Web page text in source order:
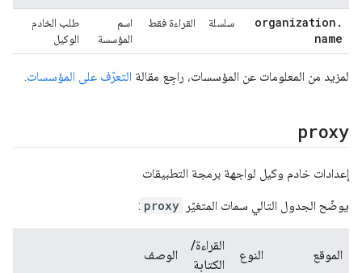
organization .
name
سلسلة القراءة فقط
اسم
المؤسسة
طلب الخادم
الوكيل
لمزيد من المعلومات عن المؤسسات، راجِع مقالة التعرّف على المؤسسات.
proxy
إعدادات خادم وكيل لواجهة برمجة التطبيقات
يوضّح الجدول التالي سمات المتغيّر proxy
:
الموقع النوع
القراءة/
الكتابة
الوصف